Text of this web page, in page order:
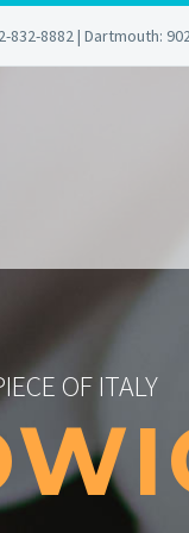
832-8882 | Dartmouth:
OF ITALY